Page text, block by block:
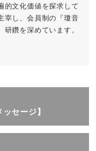
的文化価値を探求して
宰し、会員制の『瓊音
研鑽を深めています。
セージ】